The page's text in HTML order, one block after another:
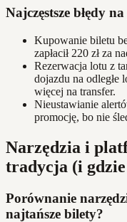
Najczęstsze błędy
Kupowanie biletu
zapłacił 220 zł za
Rezerwacja lotu z
dojazdu na odległe
więcej na transfer.
Nieustawianie
promocję, bo nie
Narzędzia i
tradycja (i
Porównanie
najtańsze bilety?